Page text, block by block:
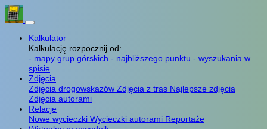
Kalkulator
Kalkulację rozpocznij od:
- mapy grup górskich - najbliższego punktu - wyszukania w
spisie
Zdjęcia
Zdjęcia drogowskazów Zdjęcia z tras Najlepsze zdjęcia
Zdjęcia autorami
Relacje
Nowe wycieczki Wycieczki autorami Reportaże